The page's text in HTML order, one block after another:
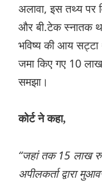
अलावा, इस तथ्य पर
और बी.टेक स्नातक
भविष्य की आय सट्टा
जमा किए गए 10
समझा।
कोर्ट ने कहा,
“जहां तक ​​15 लाख
अपीलकर्ता द्वारा